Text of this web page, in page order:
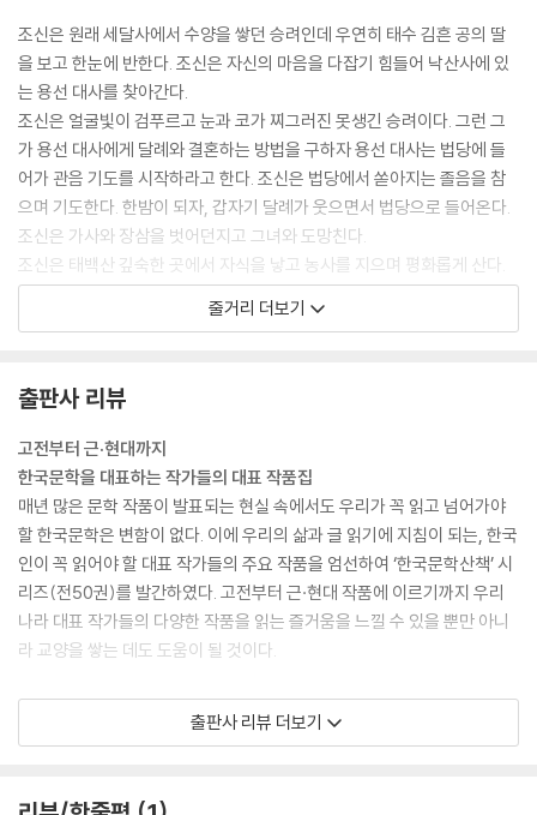
조신은 원래 세달사에서 수양을 쌓던 승려인데 우연히 태수 김흔 공의 딸
을 보고 한눈에 반한다. 조신은 자신의 마음을 다잡기 힘들어 낙산사에 있
는 용선 대사를 찾아간다.
조신은 얼굴빛이 검푸르고 눈과 코가 찌그러진 못생긴 승려이다. 그런 그
가 용선 대사에게 달례와 결혼하는 방법을 구하자 용선 대사는 법당에 들
어가 관음 기도를 시작하라고 한다. 조신은 법당에서 쏟아지는 졸음을 참
으며 기도한다. 한밤이 되자, 갑자기 달례가 웃으면서 법당으로 들어온다.
조신은 가사와 장삼을 벗어던지고 그녀와 도망친다.
조신은 태백산 깊숙한 곳에서 자식을 낳고 농사를 지으며 평화롭게 산다.
그러던 어느 날, 평목이 그들을 찾아온다. 평목은 달례와 정혼했던 모례가
아직도 그들을 찾아다닌다는 이야기를 전한다. 모례는 칼을 잘 쓰고 말을
고 딸도 줄 수 없어 평목을 죽인다.
조신은 사람을 죽였다는 죄책감과 자신의 죄가 드러날지도 모른다는 두려
움에 안절부절 못한다. 어느 날 서울에서 사또의 지인이 내려와 사냥을 하
던 중 화살에 맞은 사슴이 평목의 시체를 내다 버린 동굴로 들어간다. 시체
가 발견되자 살인 사건에 대한 수사가 진행된다. 서울에서 온 손님은 바로
모례였다.
조신은 자신의 죄가 발각되기 전에 가족과 함께 도망친다. 도망 중에 큰아
들 미력은 고열로 죽고, 마침내 마을 주막에서 모례에게 붙잡힌다. 조신은
모례에게 아내와 자식들만은 살려 달라고 청한다. 이에 달례는 자신이 조
다. 모례는 승려가 되라는 뜻으로 달례의 머리카락을 자르고 목에 가벼운
상처만을 낸다. 조신은 포승을 지고 잡혀가 감옥 생활을 하게 된다.
감옥에서 조신은 잊고 있던 승려 생활을 다시 시작한다. 기도를 하고 염불
줄거리 더보기
출판사 리뷰
고전부터 근·현대까지
한국문학을 대표하는 작가들의 대표 작품집
매년 많은 문학 작품이 발표되는 현실 속에서도 우리가 꼭 읽고 넘어가야
할 한국문학은 변함이 없다. 이에 우리의 삶과 글 읽기에 지침이 되는, 한국
인이 꼭 읽어야 할 대표 작가들의 주요 작품을 엄선하여 ‘한국문학산책’ 시
리즈(전50권)를 발간하였다. 고전부터 근·현대 작품에 이르기까지 우리
나라 대표 작가들의 다양한 작품을 읽는 즐거움을 느낄 수 있을 뿐만 아니
라 교양을 쌓는 데도 도움이 될 것이다.
작가별·장르별 구성을 통해
작품의 모든 것을 한눈에 담은 대한민국 대표 문학전집
출판사 리뷰 더보기